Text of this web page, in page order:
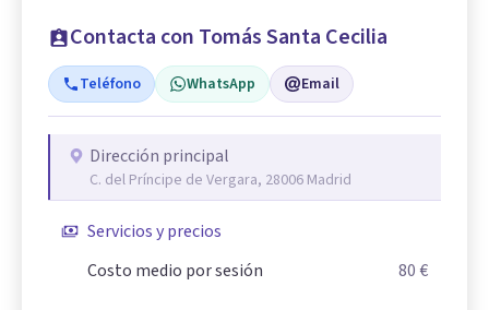
Contacta con Tomás Santa Cecilia
Teléfono WhatsApp Email
Dirección principal
C. del Príncipe de Vergara, 28006 Madrid
Servicios y precios
Costo medio por sesión
80 €